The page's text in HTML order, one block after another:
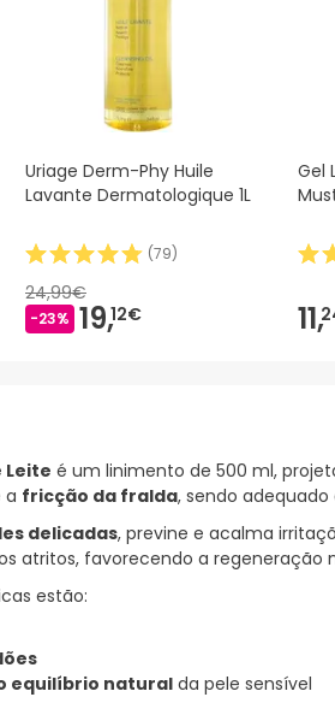
Uriage Derm-Phy Huile
Lavante Dermatologique 1L
(79)
24,99€
-23% 19,12€
Gel
11,
Leite é um linimento de 500 ml,
a fricção da fralda, sendo
delicadas, previne e acalma
atritos, favorecendo a regeneração
estão:
equilíbrio naturalda pele sensível